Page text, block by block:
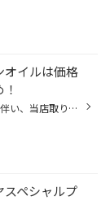
オイルは価格
メーカー卸売価格の改定に伴い、当店取り扱いの一部のバッテリー・エンジンオイルの価格改定を 8/1より随時実施させていただきます。 現状の価格改定前の価格での対応については、各製品の値上がり前日までの作業実施が対象となっております。 夏休みでお出かけ予定の方やそろそろ交換時期を迎えて...
スペシャルプ